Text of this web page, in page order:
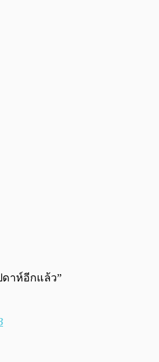
ดาห์อีกแล้ว”